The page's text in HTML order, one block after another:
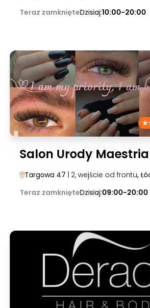
Teraz zamknięteDzisiaj:10:00-20:00
Salon Urody Maestria
Targowa 47 | 2, wejście od frontu,
Teraz zamknięteDzisiaj:09:00-20:00